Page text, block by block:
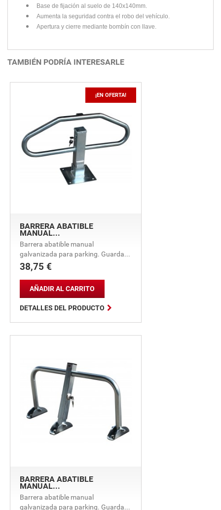
Base de fijación al suelo de 140x140mm.
Aumenta la seguridad contra el robo del vehículo.
Apertura y cierre mediante bombín con llave.
TAMBIÉN PODRÍA INTERESARLE
BARRERA ABATIBLE
MANUAL...
Barrera abatible manual
galvanizada para parking. Guarda...
Precio
38,75 €

AÑADIR AL CARRITO
DETALLES DEL PRODUCTO
¡EN OFERTA!
BARRERA ABATIBLE
MANUAL...
Barrera abatible manual
galvanizada para parking. Guarda...